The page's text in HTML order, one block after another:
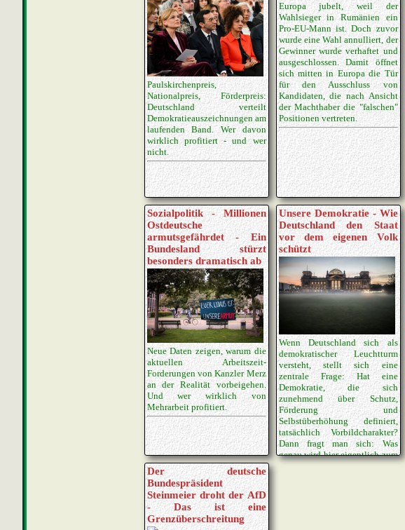
Paulskirchenpreis,
Nationalpreis, Förderpreis:
Deutschland verteilt
Demokratieauszeichnungen am
laufenden Band. Wer davon
wirklich profitiert - und wer
nicht.
Europa jubelt, weil der
Wahlsieger in Rumänien ein
Pro-EU-Mann ist. Doch zuvor
wurde eine Wahl annulliert, der
Gewinner wurde verhaftet und
ausgeschlossen. Damit öffnet
sich mitten in Europa die Tür
für den Ausschluss von
Kandidaten, die nach Ansicht
der Machthaber die "falschen"
Positionen vertreten.
Sozialpolitik - Millionen
Ostdeutsche
armutsgefährdet - Ein
Bundesland stürzt
besonders dramatisch ab
Neue Daten zeigen, warum die
aktuellen Arbeitszeit-
Forderungen von Kanzler Merz
an der Realität vorbeigehen.
Und wer wirklich von
Mehrarbeit profitiert.
Unsere Demokratie - Wie
Deutschland den Staat
vor dem eigenen Volk
schützt
Wenn Deutschland sich als
demokratischer Leuchtturm
versteht, stellt sich eine
zentrale Frage: Hat eine
Demokratie, die sich
zunehmend über Schutz,
Förderung und
Selbstüberhöhung definiert,
tatsächlich Vorbildcharakter?
Dann fragt man sich: Was
genau wird hier eigentlich zum
Der deutsche
Bundespräsident
Steinmeier droht der AfD
- Das ist eine
Grenzüberschreitung